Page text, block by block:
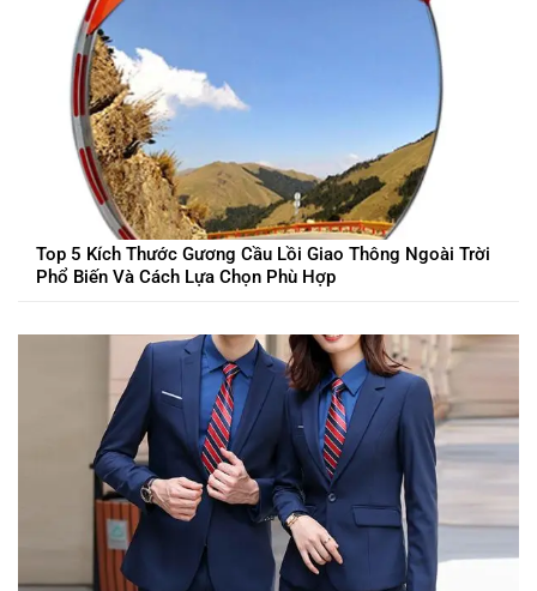
Top 5 Kích Thước Gương Cầu Lồi Giao Thông Ngoài Trời
Phổ Biến Và Cách Lựa Chọn Phù Hợp